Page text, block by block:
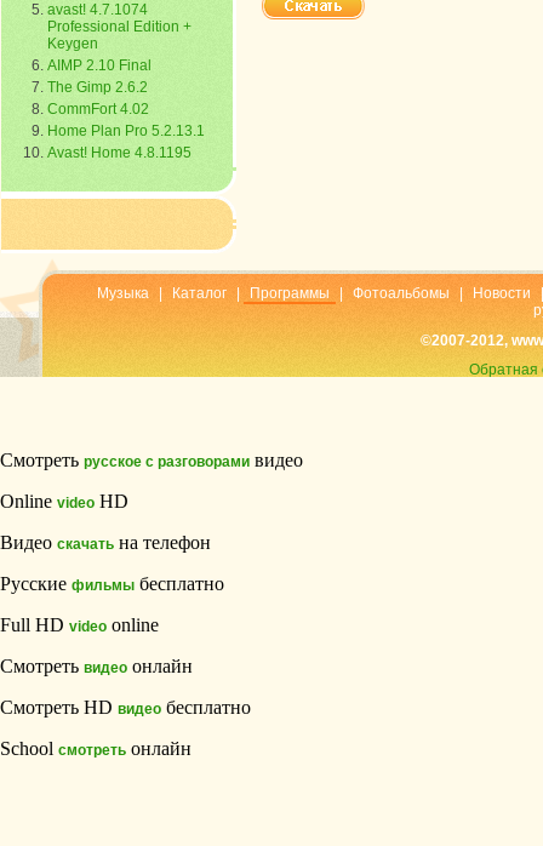
avast! 4.7.1074
Professional Edition +
Keygen
AIMP 2.10 Final
The Gimp 2.6.2
CommFort 4.02
Home Plan Pro 5.2.13.1
Avast! Home 4.8.1195
Музыка Каталог Программы Фотоальбомы Новости
©2007-2012,
Обратная
Смотреть русское с разговорами видео
Online video HD
Видео скачать на телефон
Русские фильмы бесплатно
Full HD video online
Смотреть видео онлайн
Смотреть HD видео бесплатно
School смотреть онлайн